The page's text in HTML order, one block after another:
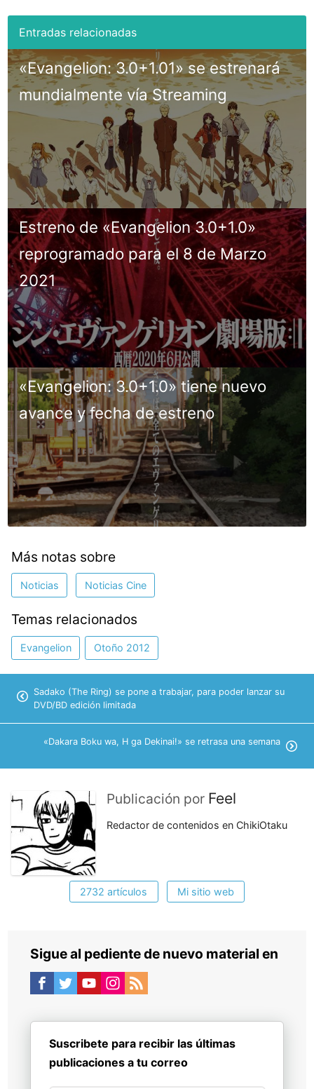
«Evangelion: 3.0+1.01» se estrenará
mundialmente vía Streaming
Estreno de «Evangelion 3.0+1.0»
reprogramado para el 8 de Marzo
2021
«Evangelion: 3.0+1.0» tiene nuevo
avance y fecha de estreno
Más notas sobre
Noticias Noticias Cine
Temas relacionados
Evangelion Otoño 2012
Sadako (The Ring) se pone a trabajar, para poder lanzar su
DVD/BD edición limitada
«Dakara Boku wa, H ga Dekinai!» se retrasa una semana
Publicación por Feel
Redactor de contenidos en ChikiOtaku
2732 artículos Mi sitio web
Sigue al pediente de nuevo material en
Suscribete para recibir las últimas
publicaciones a tu correo